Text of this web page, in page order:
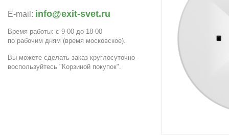
E-mail: info@exit-svet.ru
Время работы: с 9-00 до 18-00
по рабочим дням (время московское).
Вы можете сделать заказ круглосуточно -
воспользуйтесь "Корзиной покупок".